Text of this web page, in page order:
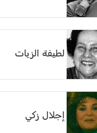
لطيفة الزيات
إجلال زكي